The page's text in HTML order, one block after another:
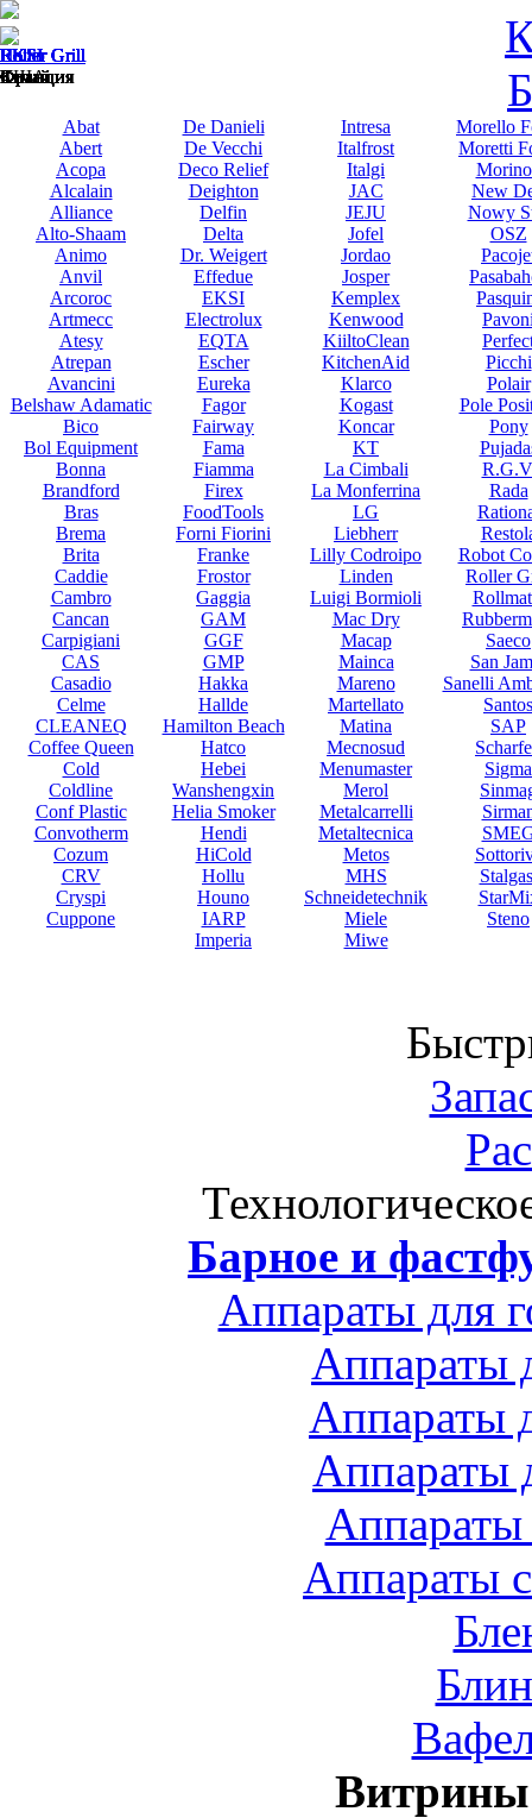
Abat
Abert
Acopa
Alcalain
Alliance
Alto-Shaam
Animo
Anvil
Arcoroc
Artmecc
Atesy
Atrepan
Avancini
Belshaw Adamatic
Bico
Bol Equipment
Bonna
Brandford
Bras
Brema
Brita
Caddie
Cambro
Cancan
Carpigiani
CAS
Casadio
Celme
CLEANEQ
Coffee Queen
Cold
Coldline
Conf Plastic
Convotherm
Cozum
CRV
Cryspi
Cuppone
De Danieli
De Vecchi
Deco Relief
Deighton
Delfin
Delta
Dr. Weigert
Effedue
EKSI
Electrolux
EQTA
Escher
Eureka
Fagor
Fairway
Fama
Fiamma
Firex
FoodTools
Forni Fiorini
Franke
Frostor
Gaggia
GAM
GGF
GMP
Hakka
Hallde
Hamilton Beach
Hatco
Hebei
Wanshengxin
Helia Smoker
Hendi
HiCold
Hollu
Houno
IARP
Imperia
Intresa
Italfrost
Italgi
JAC
JEJU
Jofel
Jordao
Josper
Kemplex
Kenwood
KiiltoClean
KitchenAid
Klarco
Kogast
Koncar
KT
La Cimbali
La Monferrina
LG
Liebherr
Lilly Codroipo
Linden
Luigi Bormioli
Mac Dry
Macap
Mainca
Mareno
Martellato
Matina
Mecnosud
Menumaster
Merol
Metalcarrelli
Metaltecnica
Metos
MHS
Schneidetechnik
Miele
Miwe
Morello
Moretti
New
Nowy
OSZ
Picchi
Polair
Pole
Pony
Rada
Robot
Roller
Saeco
San
Sanelli
Santos
SAP
Sigma
Steno
Барное и
Аппараты для
Аппараты
Аппараты
Аппараты
Аппараты
Витрины
EKSI
Китай
EKSI
Китай
EKSI
Китай
EKSI
Китай
EKSI
Китай
Hatco
США
Roller Grill
Франция
Roller Grill
Франция
Roller Grill
Франция
Roller Grill
Франция
Roller Grill
Франция
Roller Grill
Франция
Roller Grill
Франция
Roller Grill
Франция
Roller Grill
Франция
Roller Grill
Франция
Roller Grill
Франция
Roller Grill
Франция